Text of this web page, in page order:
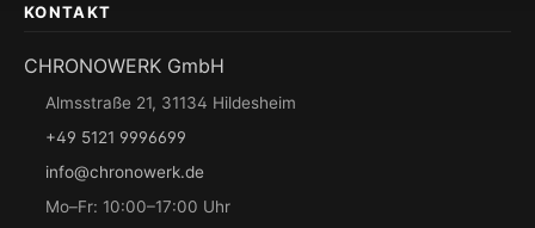
KONTAKT
CHRONOWERK GmbH
Almsstraße 21, 31134 Hildesheim
+49 5121 9996699
info@chronowerk.de
Mo–Fr: 10:00–17:00 Uhr